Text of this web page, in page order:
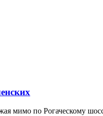
мимо по Рогаческому